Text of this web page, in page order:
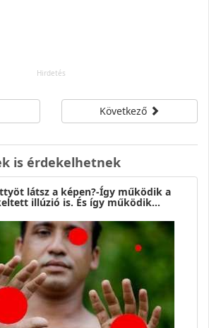
Következő
is érdekelhetnek
látsz a képen?-Így működik a
illúzió is. És így működik…